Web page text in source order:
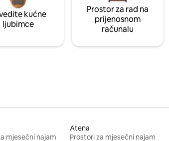
kućne
ljubimce
Prostor za rad na
prijenosnom
računalu
mjesečni najam
Atena
Prostori za mjesečni najam